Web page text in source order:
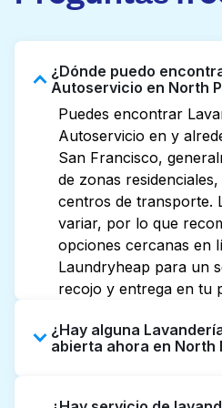
¿Dónde puedo
Autoservicio en North
Puedes encontrar
Autoservicio en y
San Francisco,
de zonas
centros de transporte.
variar, por lo que
opciones cercanas en
Laundryheap para un
recojo y entrega en tu
¿Hay alguna
abierta ahora en North